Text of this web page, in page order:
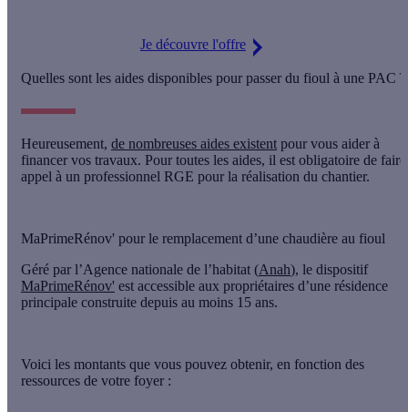
Je découvre l'offre
Quelles sont les aides disponibles pour passer du fioul à une PAC ?
Heureusement, de nombreuses aides existent pour vous aider à
financer vos travaux. Pour toutes les aides, il est obligatoire de faire
appel à un professionnel RGE pour la réalisation du chantier.
MaPrimeRénov' pour le remplacement d’une chaudière au fioul
Géré par l’Agence nationale de l’habitat (Anah), le dispositif
MaPrimeRénov' est accessible aux propriétaires d’une résidence
principale construite depuis au moins 15 ans.
Voici les montants que vous pouvez obtenir, en fonction des
ressources de votre foyer :